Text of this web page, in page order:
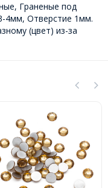
Граненые под
4мм, Отверстие 1мм.
(цвет) из-за